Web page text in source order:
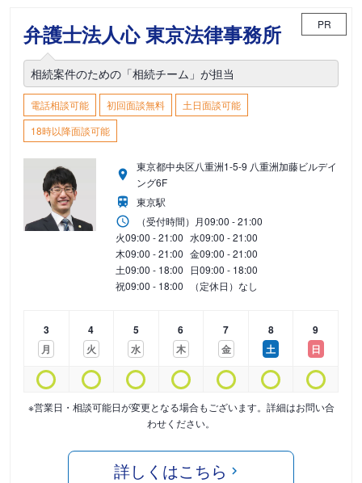
弁護士法人心 東京法律事務所 PR
相続案件のための「相続チーム」が担当
電話相談可能 初回面談無料
土日面談可能
18時以降面談可能
東京都中央区八重洲1-5-9 八重洲加藤ビルデイ
ング6F
東京駅
（受付時間） 月09:00 - 21:00
火09:00 - 21:00 水09:00 - 21:00
木09:00 - 21:00 金09:00 - 21:00
土09:00 - 18:00 日09:00 - 18:00
祝09:00 - 18:00 （定休日）なし
3
月
4
火
5
水
6
木
7
金
8
土
9
日
※営業日・相談可能日が変更となる場合もございます。詳細はお問い合
わせください。
詳しくはこちら